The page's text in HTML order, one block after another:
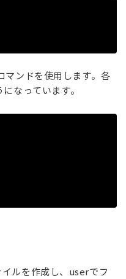
ンドを使用します。各
なっています。
ルを作成し、userでフ